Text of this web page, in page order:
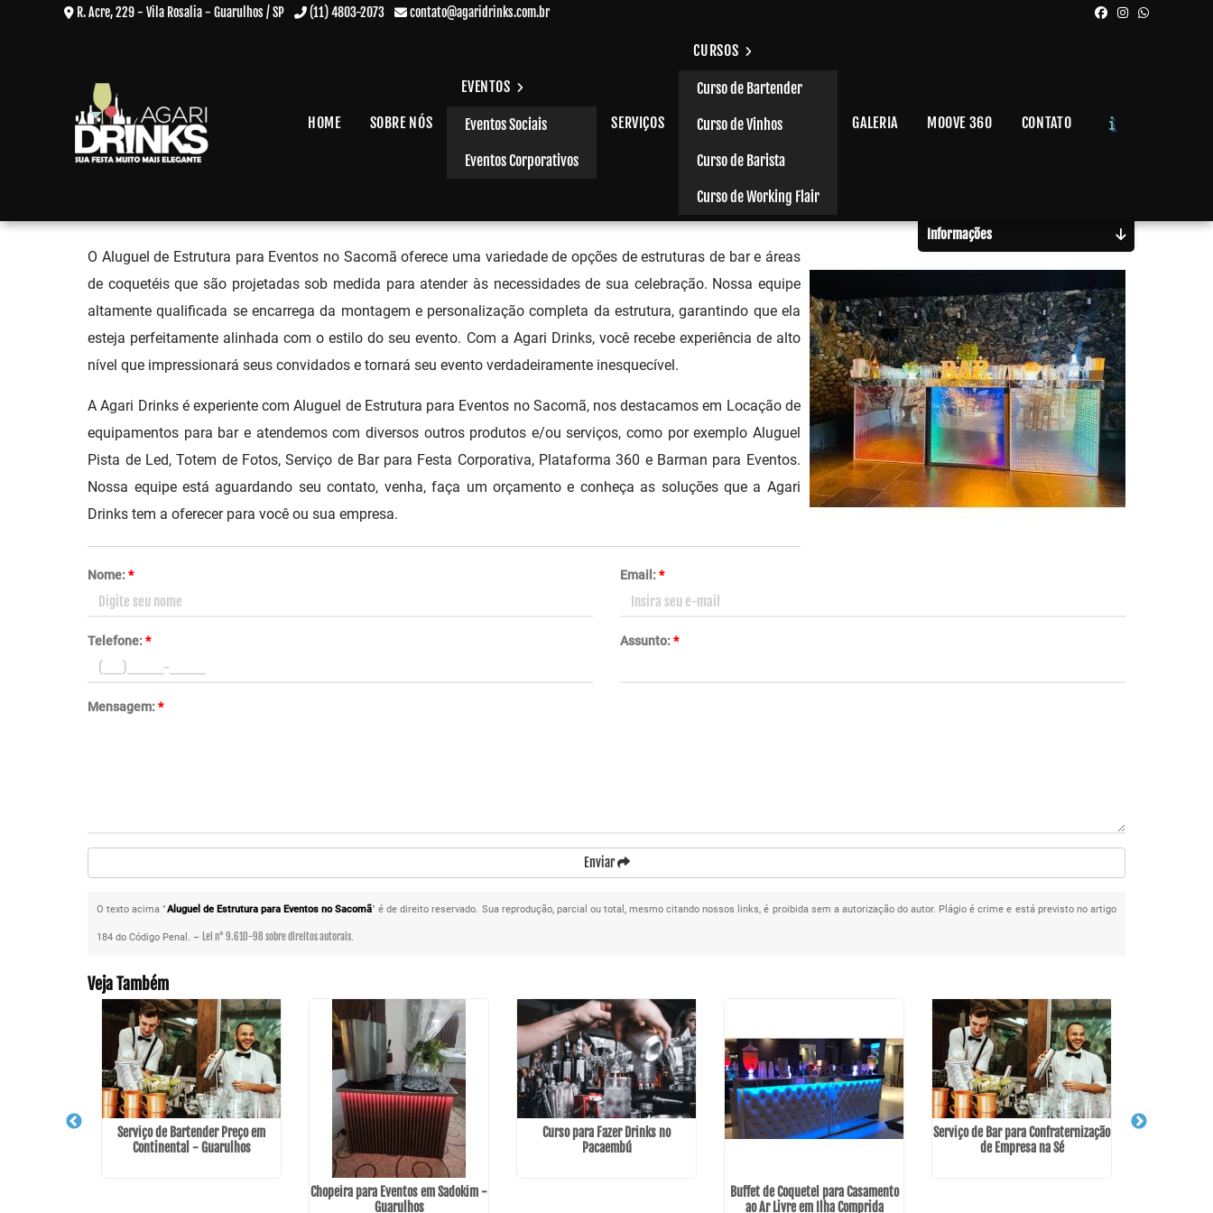
R. Acre, 229 - Vila Rosalia - Guarulhos / SP (11) 4803-2073 contato@agaridrinks.com.br
HOME SOBRE NÓS
EVENTOS
Eventos Sociais
Eventos Corporativos
SERVIÇOS
CURSOS
Curso de Bartender
Curso de Vinhos
Curso de Barista
Curso de Working Flair
GALERIA MOOVE 360 CONTATO
Aluguel de Estrutura para Eventos no Sacomã
O Aluguel de Estrutura para Eventos no Sacomã oferece uma variedade de opções de estruturas de bar e áreas
de coquetéis que são projetadas sob medida para atender às necessidades de sua celebração. Nossa equipe
altamente qualificada se encarrega da montagem e personalização completa da estrutura, garantindo que ela
esteja perfeitamente alinhada com o estilo do seu evento. Com a Agari Drinks, você recebe experiência de alto
nível que impressionará seus convidados e tornará seu evento verdadeiramente inesquecível.
A Agari Drinks é experiente com Aluguel de Estrutura para Eventos no Sacomã, nos destacamos em Locação de
equipamentos para bar e atendemos com diversos outros produtos e/ou serviços, como por exemplo Aluguel
Pista de Led, Totem de Fotos, Serviço de Bar para Festa Corporativa, Plataforma 360 e Barman para Eventos.
Nossa equipe está aguardando seu contato, venha, faça um orçamento e conheça as soluções que a Agari
Drinks tem a oferecer para você ou sua empresa.
Nome:* Email:*
Telefone:* Assunto:*
Mensagem:*
Enviar
O texto acima "Aluguel de Estrutura para Eventos no Sacomã" é de direito reservado. Sua reprodução, parcial ou total, mesmo citando nossos links, é proibida sem a autorização do autor. Plágio é crime e está previsto no artigo
184 do Código Penal. – Lei n° 9.610-98 sobre direitos autorais.
Informações
Veja Também
Serviço de Bartender Preço em
Continental - Guarulhos
Chopeira para Eventos em Sadokim -
Guarulhos
Curso para Fazer Drinks no
Pacaembú
Buffet de Coquetel para Casamento
ao Ar Livre em Ilha Comprida
Serviço de Bar para Confraternização
de Empresa na Sé